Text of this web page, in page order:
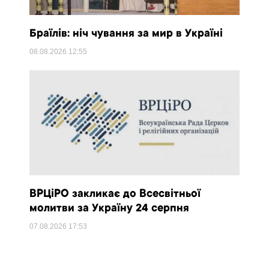
Браїлів: ніч чування за мир в Україні
08.08.2026 12:55
ВРЦіРО закликає до Всесвітньої
молитви за Україну 24 серпня
07.08.2026 17:53